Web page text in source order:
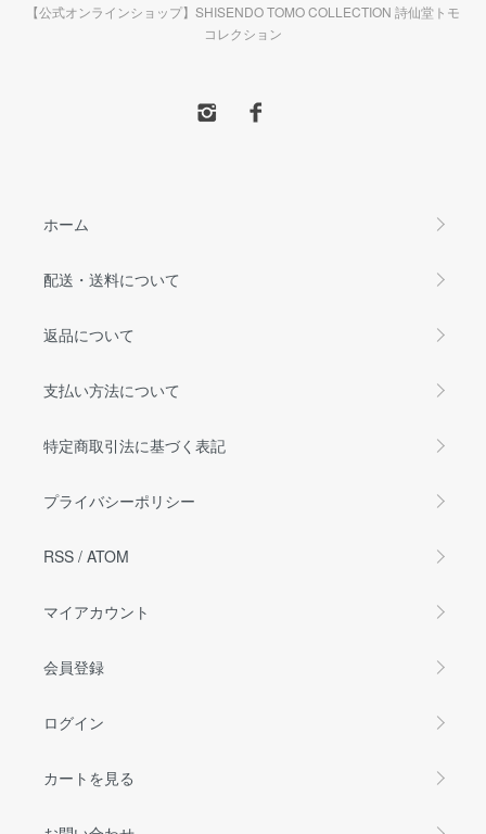
【公式オンラインショップ】SHISENDO TOMO COLLECTION 詩仙堂トモ
コレクション
ホーム
配送・送料について
返品について
支払い方法について
特定商取引法に基づく表記
プライバシーポリシー
RSS / ATOM
マイアカウント
会員登録
ログイン
カートを見る